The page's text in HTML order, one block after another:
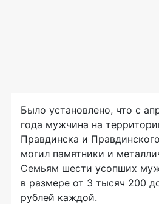
Было установлено, что с
года мужчина на
Правдинска и
могил памятники и
Семьям шести усопших
в размере от 3 тысяч 200
рублей каждой.